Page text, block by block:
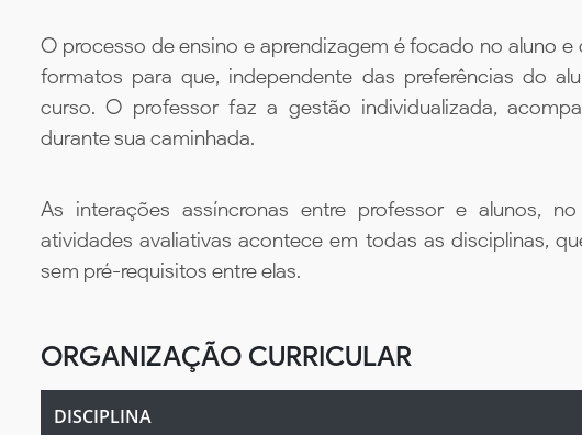
O processo de ensino e aprendizagem é focado no aluno
formatos para que, independente das preferências do
curso. O professor faz a gestão individualizada,
durante sua caminhada.
As interações assíncronas entre professor e alunos,
atividades avaliativas acontece em todas as disciplinas,
sem pré-requisitos entre elas.
ORGANIZAÇÃO CURRICULAR
DISCIPLINA